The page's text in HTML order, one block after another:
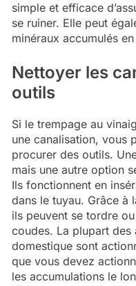
simple et efficace
se ruiner. Elle peut
minéraux accumulés
Nettoyer les
outils
Si le trempage au
une canalisation, vous
procurer des outils.
mais une autre option
Ils fonctionnent en
dans le tuyau. Grâce à
ils peuvent se tordre
coudes. La plupart des
domestique sont
que vous devez
les accumulations le